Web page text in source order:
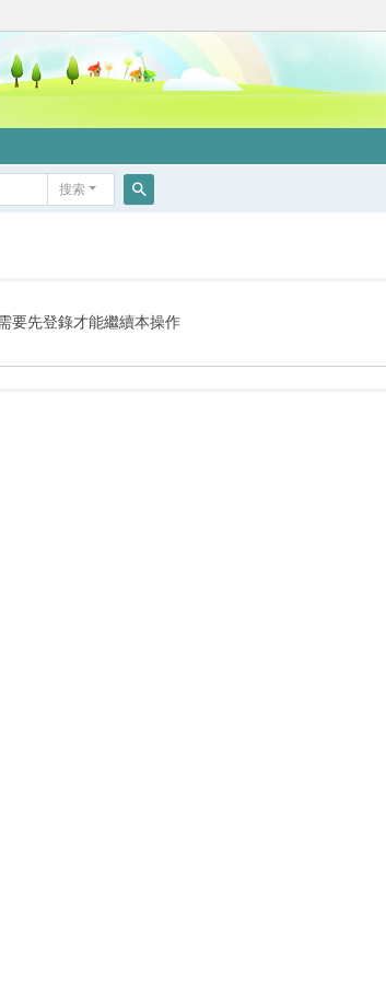
搜索
要先登錄才能繼續本操作